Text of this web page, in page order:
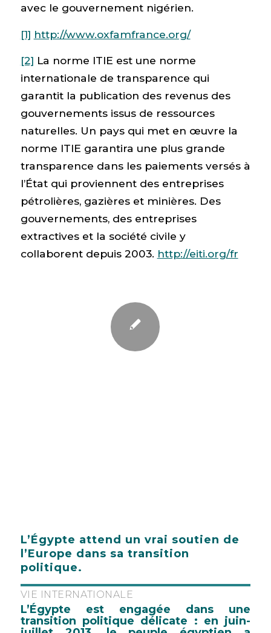
avec le gouvernement nigérien.
[1] http://www.oxfamfrance.org/
[2] La norme ITIE est une norme
internationale de transparence qui
garantit la publication des revenus des
gouvernements issus de ressources
naturelles. Un pays qui met en œuvre la
norme ITIE garantira une plus grande
transparence dans les paiements versés à
l’État qui proviennent des entreprises
pétrolières, gazières et minières. Des
gouvernements, des entreprises
extractives et la société civile y
collaborent depuis 2003. http://eiti.org/fr
L’Égypte attend un vrai soutien de
l’Europe dans sa transition
politique.
VIE INTERNATIONALE
L’Égypte est engagée dans une
transition politique délicate : en juin-